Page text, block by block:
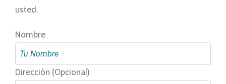
usted.
Nombre
Dirección (Opcional)